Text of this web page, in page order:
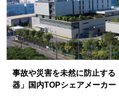
事故や災害を未然に防止する
器」国内TOPシェアメーカー